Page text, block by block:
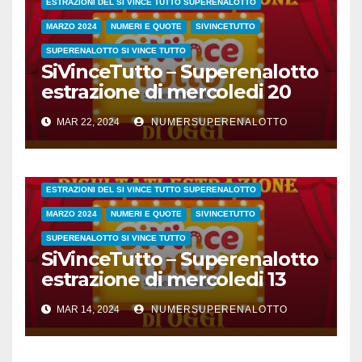
MARZO 2024 NUMERI E QUOTE SIVINCETUTTO
SUPERENALOTTO SI VINCE TUTTO
SiVinceTutto – Superenalotto
estrazione di mercoledi 20
marzo 2024 numeri vincenti
e quote
MAR 22, 2024 NUMERSUPERENALOTTO
CONC.211 MERCOLEDI 13 MARZO 2024
ESTRAZIONI DEL SI VINCE TUTTO SUPERENALOTTO
MARZO 2024 NUMERI E QUOTE SIVINCETUTTO
SUPERENALOTTO SI VINCE TUTTO
SiVinceTutto – Superenalotto
estrazione di mercoledi 13
marzo 2024 numeri vincenti
e quote
MAR 14, 2024 NUMERSUPERENALOTTO
CONC.206 MERCOLEDI 7 FEBBRAIO 2024